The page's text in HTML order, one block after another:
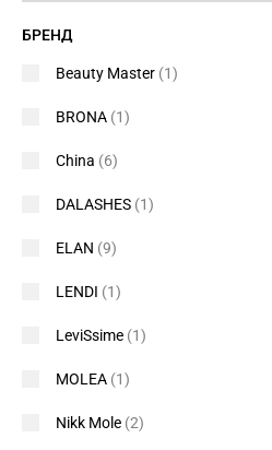
БРЕНД
Beauty Master (1)
BRONA (1)
China (6)
DALASHES (1)
ELAN (9)
LENDI (1)
LeviSsime (1)
MOLEA (1)
Nikk Mole (2)